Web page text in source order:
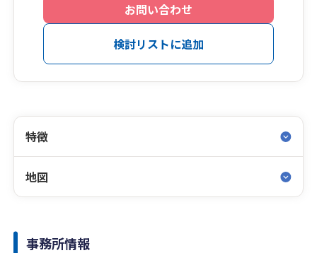
お問い合わせ
検討リストに追加
特徴
地図
事務所情報